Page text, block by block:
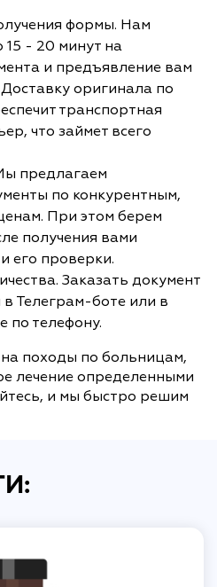
формы. Нам
15 - 20 минут на
и предъявление вам
оригинала по
транспортная
что займет всего
предлагаем
по конкурентным,
При этом берем
получения вами
его проверки.
Заказать документ
Телеграм-боте или в
по телефону.
походы по больницам,
лечение определенными
и мы быстро решим